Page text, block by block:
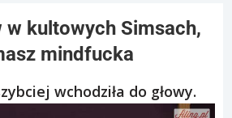
w kultowych Simsach,
mindfucka
wchodziła do głowy.